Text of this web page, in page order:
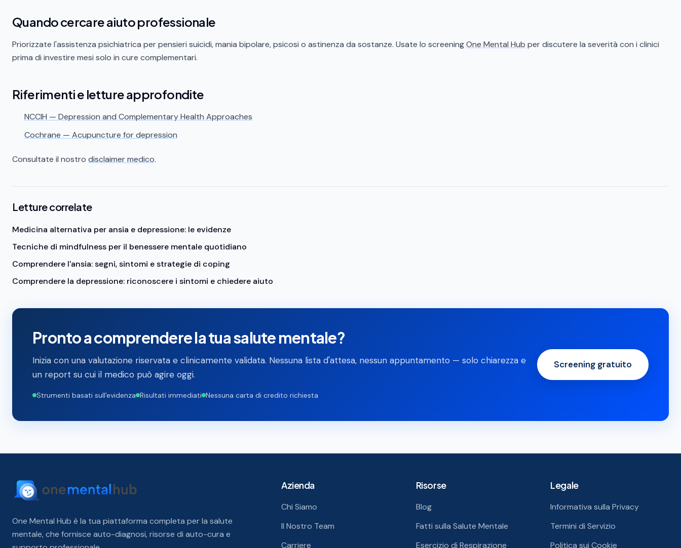
Quando cercare aiuto professionale
Priorizzate l'assistenza psichiatrica per pensieri suicidi, mania bipolare, psicosi o astinenza da sostanze. Usate lo screeningOne Mental Hub per discutere la severità con i clinici
prima di investire mesi solo in cure complementari.
Riferimenti e letture approfondite
NCCIH — Depression and Complementary Health Approaches
Cochrane — Acupuncture for depression
Consultate il nostro disclaimer medico.
Letture correlate
Medicina alternativa per ansia e depressione: le evidenze
Tecniche di mindfulness per il benessere mentale quotidiano
Comprendere l'ansia: segni, sintomi e strategie di coping
Comprendere la depressione: riconoscere i sintomi e chiedere aiuto
Pronto a comprendere la tua salute mentale?
Inizia con una valutazione riservata e clinicamente validata. Nessuna lista d'attesa, nessun appuntamento — solo chiarezza e
un report su cui il medico può agire oggi.
Strumenti basati sull'evidenza Risultati immediati Nessuna carta di credito richiesta
Screening gratuito
One Mental Hub è la tua piattaforma completa per la salute
mentale, che fornisce auto-diagnosi, risorse di auto-cura e
Azienda
Chi Siamo
Il Nostro Team
Carriere
Risorse
Blog
Fatti sulla Salute Mentale
Esercizio di Respirazione
Legale
Informativa sulla Privacy
Termini di Servizio
Politica sui Cookie